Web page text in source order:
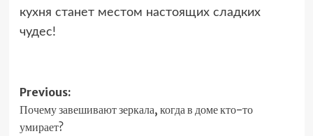
кухня станет местом настоящих сладких
чудес!
Post
navigation
Previous:
Почему завешивают зеркала, когда в доме кто-то
умирает?